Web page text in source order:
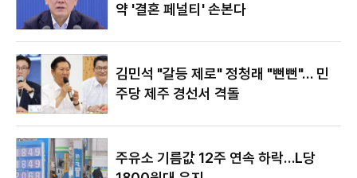
약 '결혼 페널티' 손본다
김민석 "갈등 제로" 정청래 "뻔뻔"… 민
주당 제주 경선서 격돌
주유소 기름값 12주 연속 하락…L당